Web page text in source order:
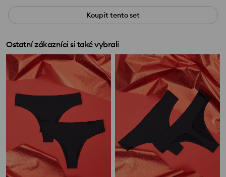
Koupit tento set
Ostatní zákazníci si také vybrali